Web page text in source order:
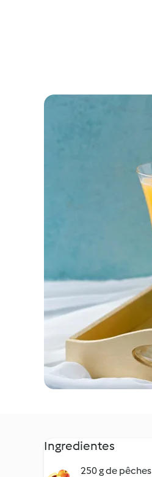
Ingredientes
250 g de pêches